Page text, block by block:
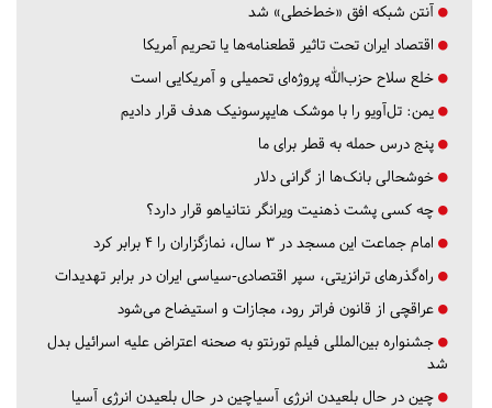
آنتن شبکه افق «خط‌خطی» شد
اقتصاد ایران تحت تاثیر قطعنامه‌ها یا تحریم‌ آمریکا
خلع سلاح حزب‌الله پروژه‌ای تحمیلی و آمریکایی است
یمن: تل‌آویو را با موشک هایپرسونیک هدف قرار دادیم
پنج درس‌ حمله به قطر برای ما
خوشحالی بانک‌ها از گرانی دلار
چه کسی پشت ذهنیت ویرانگر نتانیاهو قرار دارد؟
امام جماعت این مسجد در ۳ سال، نمازگزاران را ۴ برابر کرد
راه‌گذرهای ترانزیتی، سپر اقتصادی-سیاسی ایران در برابر تهدیدات
عراقچی از قانون فراتر رود، مجازات و استیضاح می‌شود
جشنواره بین‌المللی فیلم تورنتو به صحنه اعتراض علیه اسرائیل بدل
شد
چین در حال بلعیدن انرژی آسیاچین در حال بلعیدن انرژی آسیا